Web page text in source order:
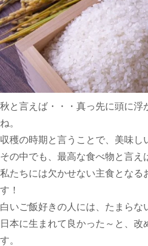
秋と言えば・・・真っ先に頭に浮
ね。
収穫の時期と言うことで、美味し
その中でも、最高な食べ物と言え
私たちには欠かせない主食となる
す！
白いご飯好きの人には、たまらな
日本に生まれて良かった～と、
す。